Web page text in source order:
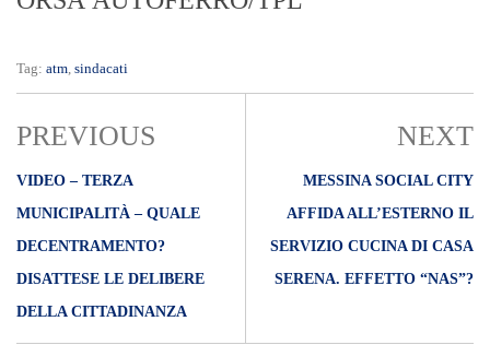
Tag: atm sindacati
PREVIOUS
VIDEO – TERZA
MUNICIPALITÀ – QUALE
DECENTRAMENTO?
DISATTESE LE DELIBERE
DELLA CITTADINANZA
NEXT
MESSINA SOCIAL CITY
AFFIDA ALL’ESTERNO IL
SERVIZIO CUCINA DI CASA
SERENA. EFFETTO “NAS”?